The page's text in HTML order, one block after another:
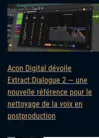
Acon Digital dévoile
Extract:Dialogue 2 — une
nouvelle référence pour le
nettoyage de la voix en
postproduction